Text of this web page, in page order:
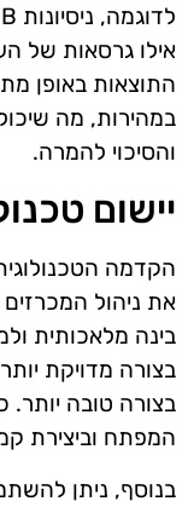
אילו גרסאות של
התוצאות באופן
במהירות, מה
והסיכוי להמרה.
יישום
הקדמה
את ניהול המכרזים
בינה מלאכותית
בצורה מדויקת
בצורה טובה יותר.
המפתח וביצירת
בנוסף, ניתן